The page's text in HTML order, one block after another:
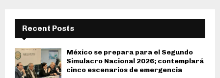
Recent Posts
México se prepara para el Segundo
Simulacro Nacional 2026; contemplará
cinco escenarios de emergencia